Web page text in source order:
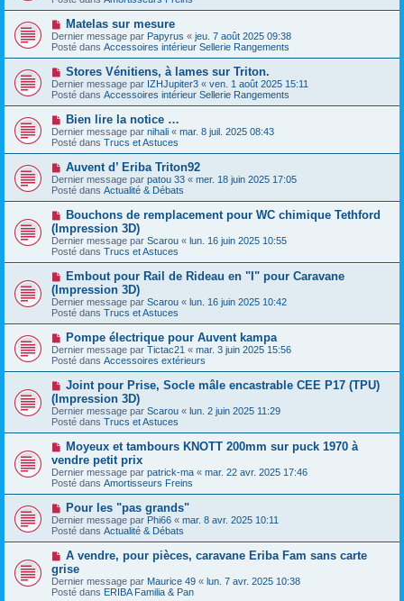
g
e
e
s
a
g
e
v
e
a
u
m
e
s
s
a
g
e
N
o
u
v
e
a
u
m
e
s
a
g
Matelas sur mesure
Dernier message par Papyrus « jeu. 7 août 2025 09:38
Posté dans Accessoires intérieur Sellerie Rangements
N
o
u
v
e
a
u
m
e
s
s
a
g
e
Stores Vénitiens, à lames sur Triton.
Dernier message par IZHJupiter3 « ven. 1 août 2025 15:11
Posté dans Accessoires intérieur Sellerie Rangements
N
o
u
v
a
u
m
e
s
a
g
e
Bien lire la notice …
Dernier message par nihali « mar. 8 juil. 2025 08:43
Posté dans Trucs et Astuces
N
o
u
v
e
a
u
m
e
s
s
a
g
e
Auvent d’ Eriba Triton92
Dernier message par patou 33 « mer. 18 juin 2025 17:05
Posté dans Actualité & Débats
N
u
v
e
a
m
e
s
a
g
e
Bouchons de remplacement pour WC chimique Tethford
(Impression 3D)
Dernier message par Scarou « lun. 16 juin 2025 10:55
Posté dans Trucs et Astuces
N
u
v
e
a
m
e
s
a
g
e
Embout pour Rail de Rideau en "I" pour Caravane
(Impression 3D)
Dernier message par Scarou « lun. 16 juin 2025 10:42
Posté dans Trucs et Astuces
N
o
u
v
a
u
m
e
s
s
a
g
e
Pompe électrique pour Auvent kampa
Dernier message par Tictac21 « mar. 3 juin 2025 15:56
Posté dans Accessoires extérieurs
N
u
v
e
a
m
e
s
a
g
e
Joint pour Prise, Socle mâle encastrable CEE P17 (TPU)
(Impression 3D)
Dernier message par Scarou « lun. 2 juin 2025 11:29
Posté dans Trucs et Astuces
N
u
v
e
a
m
e
s
a
g
e
Moyeux et tambours KNOTT 200mm sur puck 1970 à
vendre petit prix
Dernier message par patrick-ma « mar. 22 avr. 2025 17:46
Posté dans Amortisseurs Freins
N
o
u
v
a
u
m
e
Pour les "pas grands"
Dernier message par Phi66 « mar. 8 avr. 2025 10:11
Posté dans Actualité & Débats
N
o
u
v
e
A vendre, pour pièces, caravane Eriba Fam sans carte
grise
Dernier message par Maurice 49 « lun. 7 avr. 2025 10:38
Posté dans ERIBA Familia & Pan